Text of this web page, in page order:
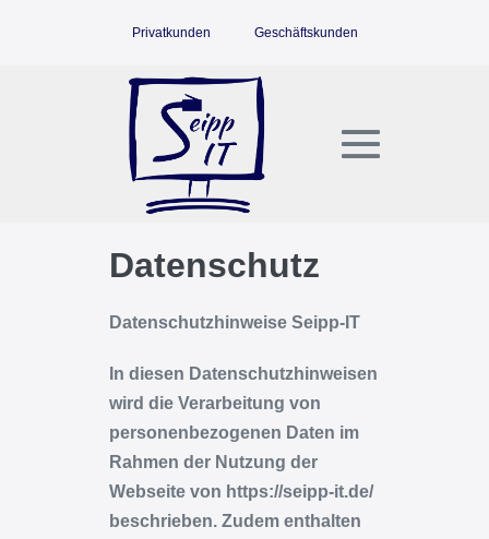
Privatkunden Geschäftskunden
Datenschutz
Datenschutzhinweise Seipp-IT
In diesen Datenschutzhinweisen
wird die Verarbeitung von
personenbezogenen Daten im
Rahmen der Nutzung der
Webseite von https://seipp-it.de/
beschrieben. Zudem enthalten